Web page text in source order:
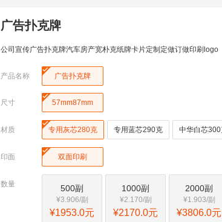
广告扑克牌
公司宣传广告扑克牌汽车房产宽朴克纸牌卡片定制定做订做印刷logo
产品名称  广告扑克牌
尺寸  57mm87mm
材质 专用灰芯280克 专用蓝芯290克 中华白芯300
印面  双面印刷
数量 500副
¥3.906/副
¥1953.0元
1000副
¥2.170/副
¥2170.0元
2000副
¥1.903/副
¥3806.0元